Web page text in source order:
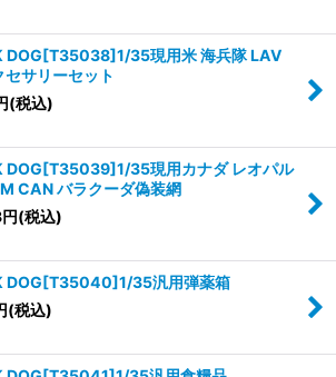
DOG[T35038]1/35現用米 海兵隊 LAV
サリーセット
(税込)
DOG[T35039]1/35現用カナダ レオパル
CAN バラクーダ偽装網
円(税込)
DOG[T35040]1/35汎用弾薬箱
(税込)